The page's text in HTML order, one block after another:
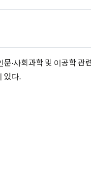
·사회과학 및 이공학 관
있다.